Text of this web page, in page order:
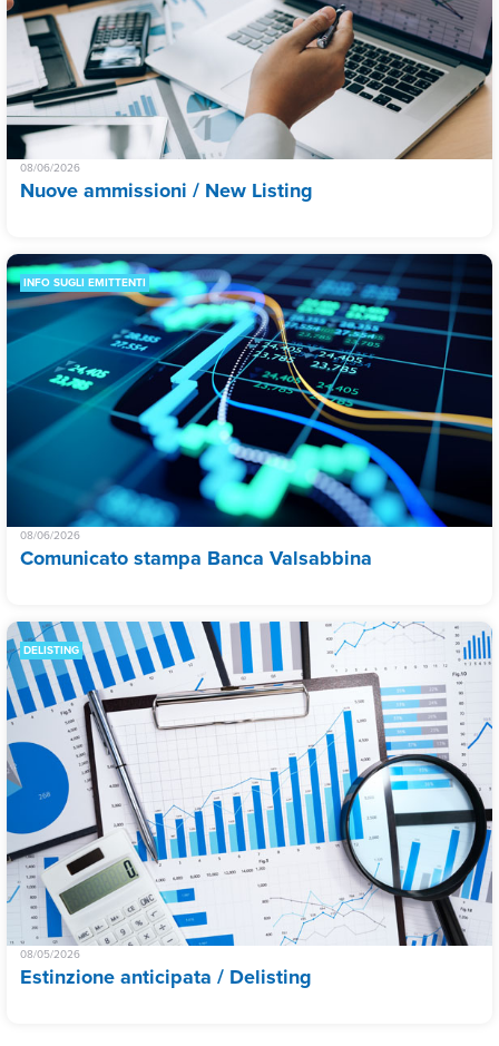
08/06/2026
Nuove ammissioni / New Listing
INFO SUGLI EMITTENTI
08/06/2026
Comunicato stampa Banca Valsabbina
DELISTING
08/05/2026
Estinzione anticipata / Delisting